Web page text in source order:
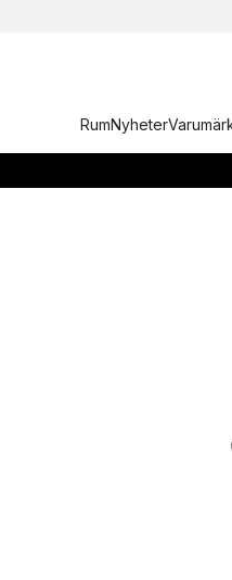
RumNyheter